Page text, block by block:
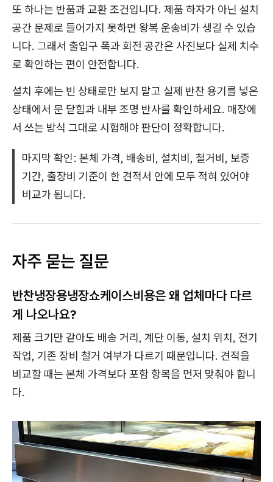
또 하나는 반품과 교환 조건입니다. 제품 하자가 아닌 설치
공간 문제로 들어가지 못하면 왕복 운송비가 생길 수 있습
니다. 그래서 출입구 폭과 회전 공간은 사진보다 실제 치수
로 확인하는 편이 안전합니다.
설치 후에는 빈 상태로만 보지 말고 실제 반찬 용기를 넣은
상태에서 문 닫힘과 내부 조명 반사를 확인하세요. 매장에
서 쓰는 방식 그대로 시험해야 판단이 정확합니다.
마지막 확인: 본체 가격, 배송비, 설치비, 철거비, 보증
기간, 출장비 기준이 한 견적서 안에 모두 적혀 있어야
비교가 됩니다.
자주 묻는 질문
반찬냉장용냉장쇼케이스비용은 왜 업체마다 다르
게 나오나요?
제품 크기만 같아도 배송 거리, 계단 이동, 설치 위치, 전기
작업, 기존 장비 철거 여부가 다르기 때문입니다. 견적을
비교할 때는 본체 가격보다 포함 항목을 먼저 맞춰야 합니
다.